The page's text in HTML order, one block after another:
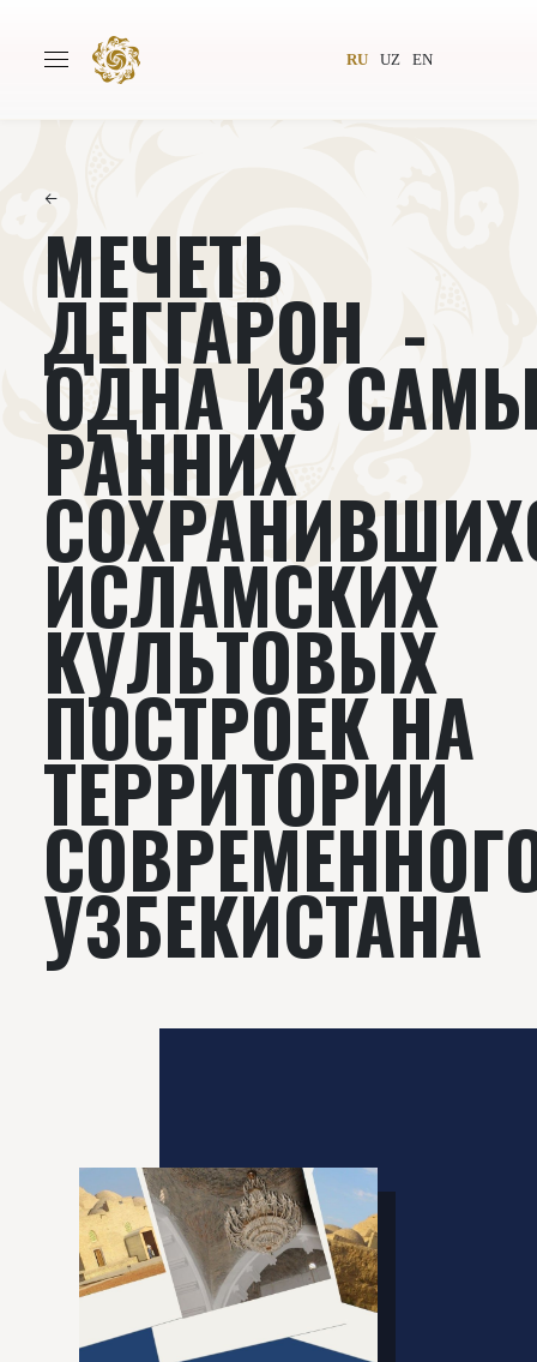
RU UZ EN
Авторы
Издательство
Проекты Подкасты
Книги Видеолекторий
←
МЕЧЕТЬ
ДЕГГАРОН -
ОДНА ИЗ
РАННИХ
ИСЛАМСКИХ
КУЛЬТОВЫХ
ПОСТРОЕК НА
ТЕРРИТОРИИ
УЗБЕКИСТАНА